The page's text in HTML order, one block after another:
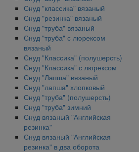
Снуд "классика" вязаный
Снуд "резинка" вязаный
Снуд "труба" вязаный
Снуд "труба" с люрексом
вязаный
Снуд "Классика" (полушерсть)
Снуд "Классика" с люрексом
Снуд "Лапша" вязаный
Снуд "лапша" хлопковый
Снуд "труба" (полушерсть)
Снуд "труба" зимний
Снуд вязаный "Английская
резинка"
Снуд вязаный "Английская
резинка" в два оборота